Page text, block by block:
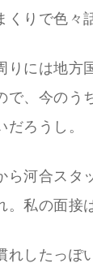
くりで色々
りには地方
で、今のう
だろうし。
ら河合スタ
。私の面接
れしたっぽ